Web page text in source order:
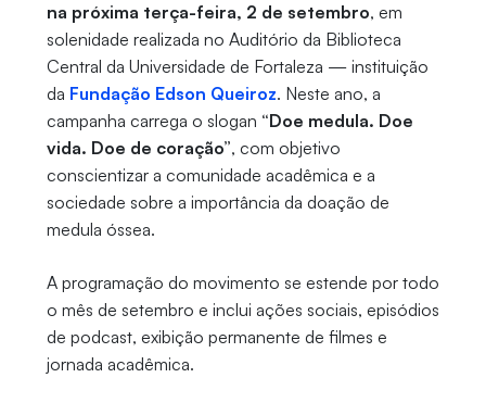
na próxima terça-feira, 2 de setembro, em
solenidade realizada no Auditório da Biblioteca
Central da Universidade de Fortaleza — instituição
da Fundação Edson Queiroz. Neste ano, a
campanha carrega o slogan “Doe medula. Doe
vida. Doe de coração”, com objetivo
conscientizar a comunidade acadêmica e a
sociedade sobre a importância da doação de
medula óssea.
A programação do movimento se estende por todo
o mês de setembro e inclui ações sociais, episódios
de podcast, exibição permanente de filmes e
jornada acadêmica.